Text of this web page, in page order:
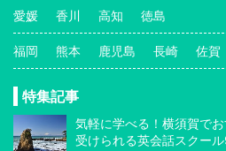
愛媛 香川 高知 徳島
福岡 熊本 鹿児島 長崎 佐賀
特集記事
気軽に学べる！横須賀で
受けられる英会話スクー